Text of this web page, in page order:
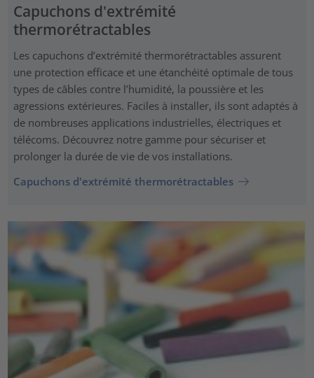
Capuchons d'extrémité
thermorétractables
Les capuchons d’extrémité thermorétractables assurent
une protection efficace et une étanchéité optimale de tous
types de câbles contre l’humidité, la poussière et les
agressions extérieures. Faciles à installer, ils sont adaptés à
de nombreuses applications industrielles, électriques et
télécoms. Découvrez notre gamme pour sécuriser et
prolonger la durée de vie de vos installations.
Capuchons d'extrémité thermorétractables